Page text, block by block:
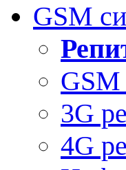
GSM
GSM
3G
4G